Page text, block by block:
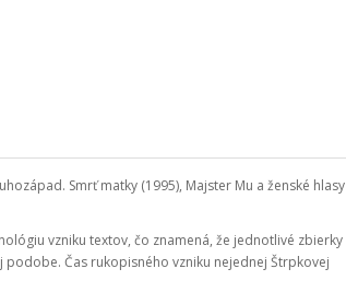
Smrť matky (1995), Majster Mu a ženské hlasy
vzniku textov, čo znamená, že jednotlivé zbierky
Čas rukopisného vzniku nejednej Štrpkovej